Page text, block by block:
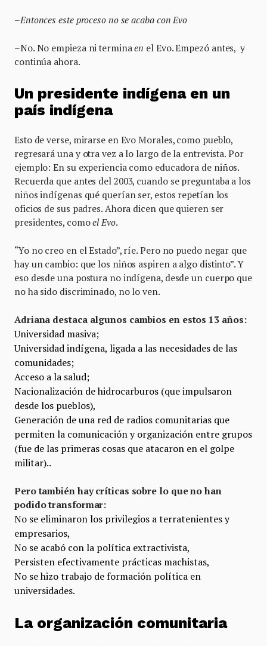
–Entonces este proceso no se acaba con Evo
–No. No empieza ni terminaen el Evo. Empezó antes, y
continúa ahora.
Un presidente indígena en un
país indígena
Esto de verse, mirarse en Evo Morales, como pueblo,
regresará una y otra vez a lo largo de la entrevista. Por
ejemplo: En su experiencia como educadora de niños.
Recuerda que antes del 2003, cuando se preguntaba a los
niños indígenas qué querían ser, estos repetían los
oficios de sus padres. Ahora dicen que quieren ser
presidentes, comoel Evo.
“Yo no creo en el Estado”, ríe. Pero no puedo negar que
hay un cambio: que los niños aspiren a algo distinto”. Y
eso desde una postura no indígena, desde un cuerpo que
no ha sido discriminado, no lo ven.
Adriana destaca algunos cambios en estos 13 años:
Universidad masiva;
Universidad indígena, ligada a las necesidades de las
comunidades;
Acceso a la salud;
Nacionalización de hidrocarburos (que impulsaron
desde los pueblos),
Generación de una red de radios comunitarias que
permiten la comunicación y organización entre grupos
(fue de las primeras cosas que atacaron en el golpe
militar)..
Pero también hay críticas sobre lo que no han
podido transformar:
No se eliminaron los privilegios a terratenientes y
empresarios,
No se acabó con la política extractivista,
Persisten efectivamente prácticas machistas,
No se hizo trabajo de formación política en
universidades.
La organización comunitaria